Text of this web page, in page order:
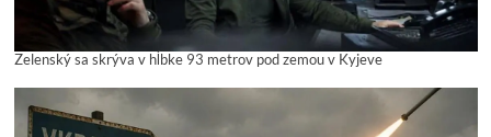
Zelenský sa skrýva v hĺbke 93 metrov pod zemou v Kyjeve